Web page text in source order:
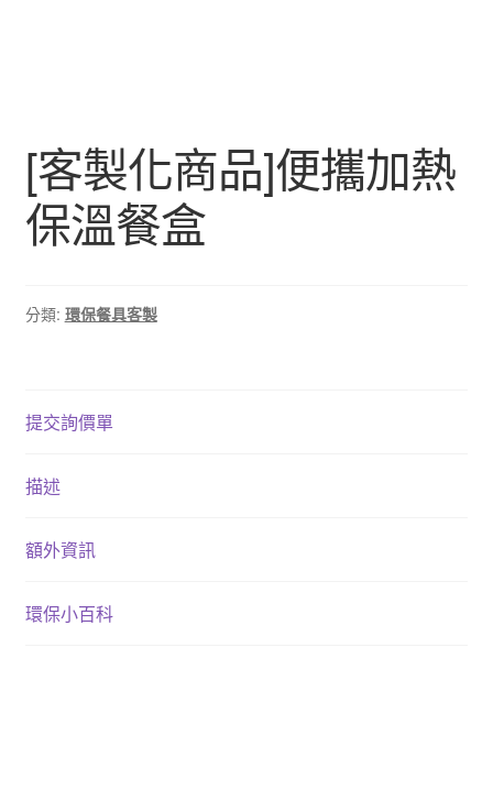
[客製化商品]便攜加熱
保溫餐盒
分類: 環保餐具客製
提交詢價單
描述
額外資訊
環保小百科